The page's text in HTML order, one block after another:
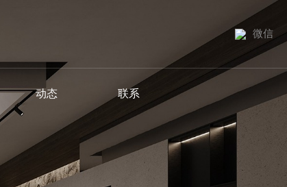
微信
动态 联系